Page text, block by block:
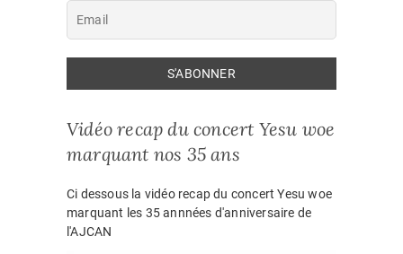
Vidéo recap du concert Yesu woe
marquant nos 35 ans
Ci dessous la vidéo recap du concert Yesu woe
marquant les 35 annnées d'anniversaire de
l'AJCAN